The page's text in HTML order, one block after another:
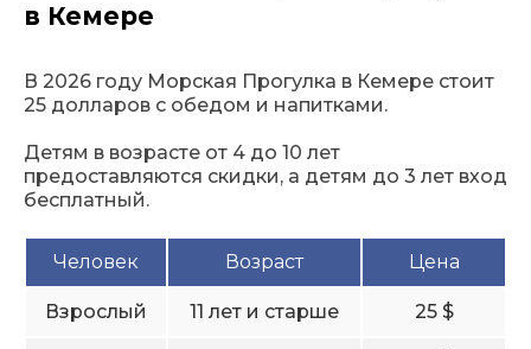
в Кемере
В 2026 году Морская Прогулка в Кемере стоит
25 долларов с обедом и напитками.
Детям в возрасте от 4 до 10 лет
предоставляются скидки, а детям до 3 лет вход
бесплатный.
Человек Возраст Цена
Взрослый 11 лет и старше 25 $